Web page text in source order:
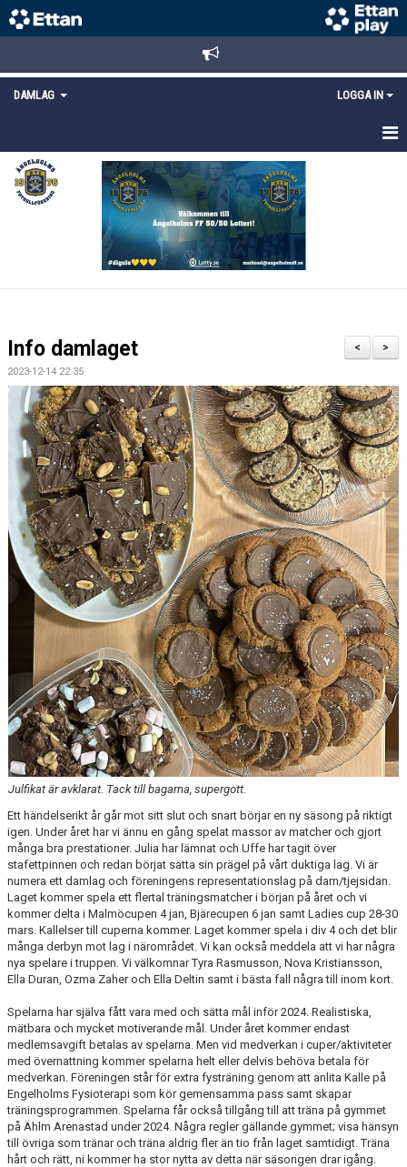
DAMLAG LOGGA IN
HEM
NYHETER
DOKUMENT
KONTAKT
MEDLEMSANMÄLAN
>
<
Info damlaget
2023-12-14 22:35
Julfikat är avklarat. Tack till bagarna, supergott.
Ett händelserikt år går mot sitt slut och snart börjar en ny säsong på riktigt
igen. Under året har vi ännu en gång spelat massor av matcher och gjort
många bra prestationer. Julia har lämnat och Uffe har tagit över
stafettpinnen och redan börjat sätta sin prägel på vårt duktiga lag. Vi är
numera ett damlag och föreningens representationslag på dam/tjejsidan.
Laget kommer spela ett flertal träningsmatcher i början på året och vi
kommer delta i Malmöcupen 4 jan, Bjärecupen 6 jan samt Ladies cup 28-30
mars. Kallelser till cuperna kommer. Laget kommer spela i div 4 och det blir
många derbyn mot lag i närområdet. Vi kan också meddela att vi har några
nya spelare i truppen. Vi välkomnar Tyra Rasmusson, Nova Kristiansson,
Ella Duran, Ozma Zaher och Ella Deltin samt i bästa fall några till inom kort.
Spelarna har själva fått vara med och sätta mål inför 2024. Realistiska,
mätbara och mycket motiverande mål. Under året kommer endast
medlemsavgift betalas av spelarna. Men vid medverkan i cuper/aktiviteter
med övernattning kommer spelarna helt eller delvis behöva betala för
medverkan. Föreningen står för extra fysträning genom att anlita Kalle på
Engelholms Fysioterapi som kör gemensamma pass samt skapar
träningsprogrammen. Spelarna får också tillgång till att träna på gymmet
på Ählm Arenastad under 2024. Några regler gällande gymmet; visa hänsyn
till övriga som tränar och träna aldrig fler än tio från laget samtidigt. Träna
hårt och rätt, ni kommer ha stor nytta av detta när säsongen drar igång.